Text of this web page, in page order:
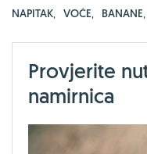
NAPITAK, VOĆE, BANANE,
Provjerite
namirnica